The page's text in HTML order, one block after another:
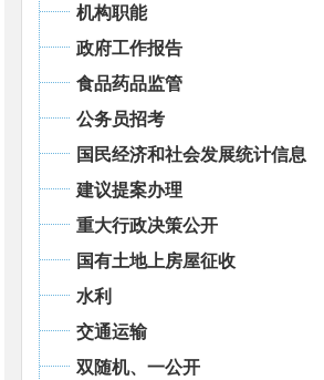
机构职能
政府工作报告
食品药品监管
公务员招考
国民经济和社会发展统计信息
建议提案办理
重大行政决策公开
国有土地上房屋征收
水利
交通运输
双随机、一公开